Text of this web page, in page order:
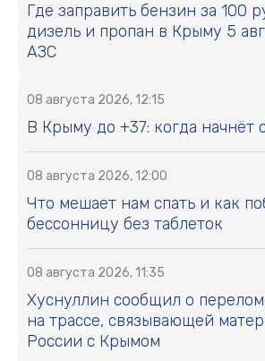
Где заправить бензин за 100
дизель и пропан в Крыму 5
АЗС
08 августа 2026, 12:15
В Крыму до +37: когда начнёт
08 августа 2026, 12:00
Что мешает нам спать и как
бессонницу без таблеток
08 августа 2026, 11:35
Хуснуллин сообщил о
на трассе, связывающей
России с Крымом